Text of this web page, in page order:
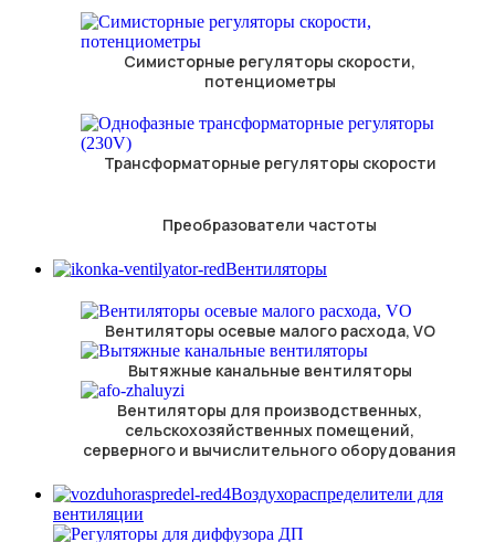
Симисторные регуляторы скорости,
потенциометры
Трансформаторные регуляторы скорости
Преобразователи частоты
Вентиляторы
Вентиляторы осевые малого расхода, VO
Вытяжные канальные вентиляторы
Вентиляторы для производственных,
сельскохозяйственных помещений,
серверного и вычислительного оборудования
Воздухораспределители для
вентиляции